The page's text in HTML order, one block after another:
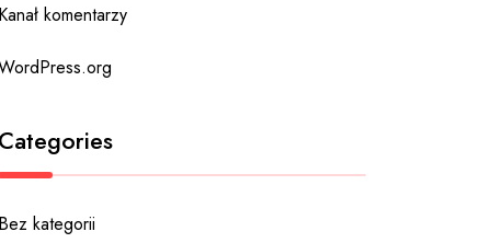
komentarzy
kategorii